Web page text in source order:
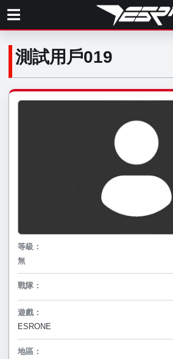
測試用戶019
等級：
無
戰隊：
遊戲：
ESRONE
地區：